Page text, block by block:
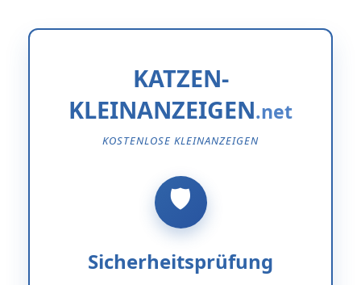
KATZEN-
KLEINANZEIGEN
KOSTENLOSE KLEINANZEIGEN
Sicherheitsprüfung